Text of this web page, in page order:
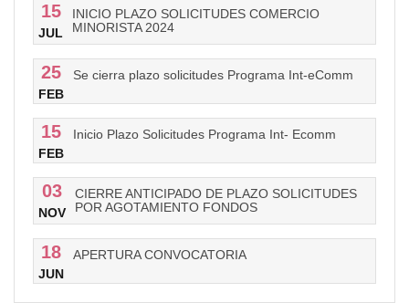
15
JUL
INICIO PLAZO SOLICITUDES COMERCIO
MINORISTA 2024
25
FEB
Se cierra plazo solicitudes Programa Int-eComm
15
FEB
Inicio Plazo Solicitudes Programa Int- Ecomm
03
NOV
CIERRE ANTICIPADO DE PLAZO SOLICITUDES
POR AGOTAMIENTO FONDOS
18
JUN
APERTURA CONVOCATORIA